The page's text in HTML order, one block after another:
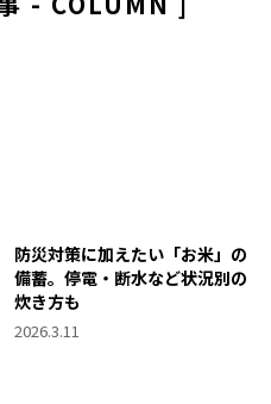
防災対策に加えたい「お米」の
備蓄。停電・断水など状況別の
炊き方も
2026.3.11